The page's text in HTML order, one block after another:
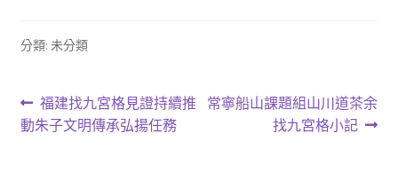
分類: 未分類
文
章
上
一
福建找九宮格見證持續推
動朱子文明傳承弘揚任務
下
常寧船山課題組山川道茶余
找九宮格小記